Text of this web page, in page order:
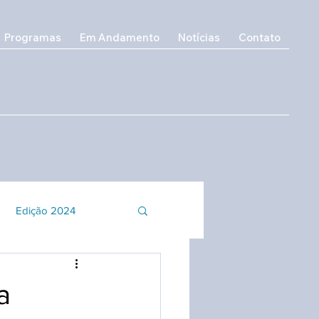
Programas Em Andamento Notícias Contato
Edição 2024